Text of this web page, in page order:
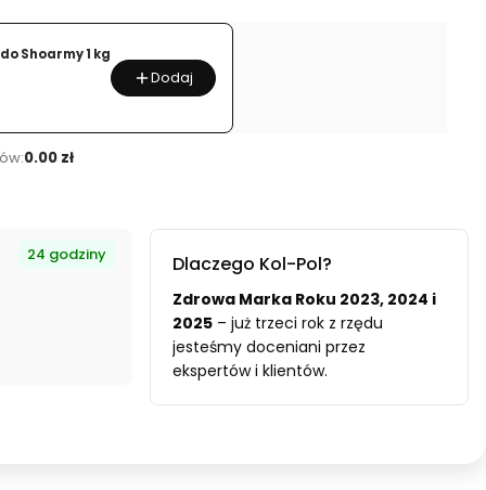
Shoarmy 1 kg
Dodaj
0.00 zł
24 godziny Dlaczego Kol-Pol?
Zdrowa Marka Roku 2023, 2024 i
2025 – już trzeci rok z rzędu
jesteśmy doceniani przez
ekspertów i klientów.